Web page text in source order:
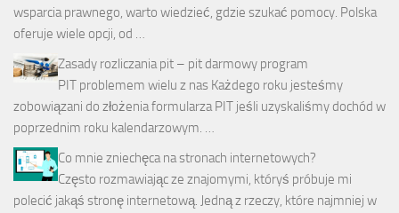
wsparcia prawnego, warto wiedzieć, gdzie szukać pomocy. Polska
oferuje wiele opcji, od …
Zasady rozliczania pit – pit darmowy program
PIT problemem wielu z nas Każdego roku jesteśmy
zobowiązani do złożenia formularza PIT jeśli uzyskaliśmy dochód w
poprzednim roku kalendarzowym. …
Co mnie zniechęca na stronach internetowych?
Często rozmawiając ze znajomymi, któryś próbuje mi
polecić jakąś stronę internetową. Jedną z rzeczy, które najmniej w